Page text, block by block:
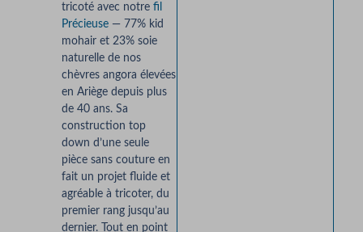
tricoté avec notre fil
Précieuse— 77% kid
mohair et 23% soie
naturelle de nos
chèvres angora élevées
en Ariège depuis plus
de 40 ans. Sa
construction top
down d’une seule
pièce sans couture en
fait un projet fluide et
agréable à tricoter, du
premier rang jusqu’au
dernier. Tout en point